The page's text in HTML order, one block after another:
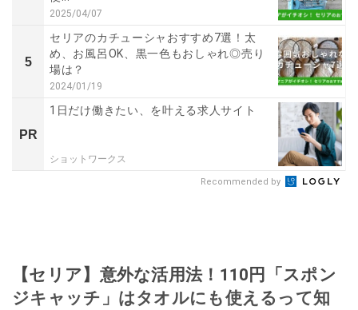
2025/04/07
5
セリアのカチューシャおすすめ7選！太
め、お風呂OK、黒一色もおしゃれ◎売り
場は？
2024/01/19
PR
1日だけ働きたい、を叶える求人サイト
ショットワークス
Recommended by
【セリア】意外な活用法！110円「スポン
ジキャッチ」はタオルにも使えるって知